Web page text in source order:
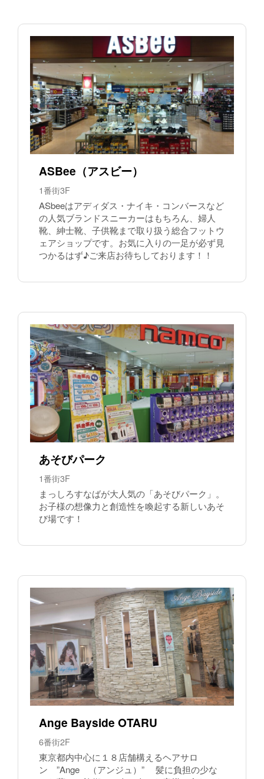
ASBee（アスビー）
1番街3F
ASbeeはアディダス・ナイキ・コンバースなど
の人気ブランドスニーカーはもちろん、婦人
靴、紳士靴、子供靴まで取り扱う総合フットウ
ェアショップです。お気に入りの一足が必ず見
つかるはず♪ご来店お待ちしております！！
あそびパーク
1番街3F
まっしろすなばが大人気の「あそびパーク」。
お子様の想像力と創造性を喚起する新しいあそ
び場です！
Ange Bayside OTARU
6番街2F
東京都内中心に１８店舗構えるヘアサロ
ン ”Ange （アンジュ）” 髪に負担の少な